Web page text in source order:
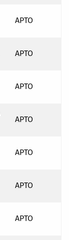
APTO
APTO
APTO
APTO
APTO
APTO
APTO